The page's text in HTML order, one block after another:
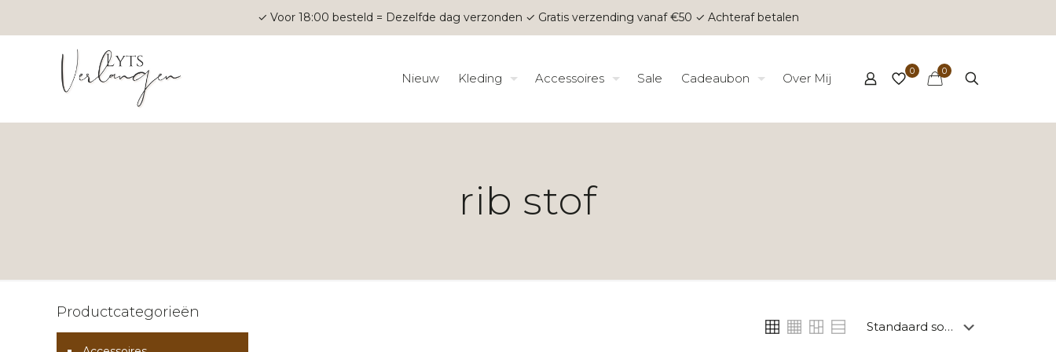
✓ Voor 18:00 besteld = Dezelfde dag verzonden ✓ Gratis verzending vanaf €50 ✓ Achteraf betalen
Nieuw Kleding Accessoires Sale Cadeaubon Over Mij 0 0
rib stof
Productcategorieën